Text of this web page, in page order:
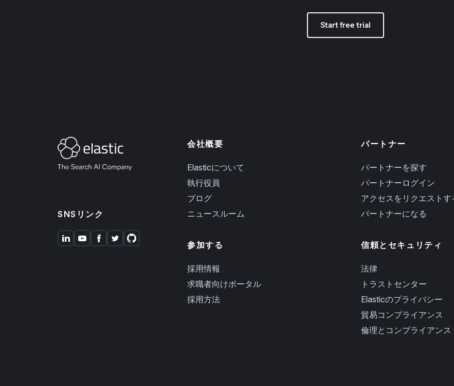
Start free trial
SNSリンク
会社概要
Elasticについて
執行役員
ブログ
ニュースルーム
参加する
採用情報
求職者向けポータル
採用方法
パートナー
パートナーを探す
パートナーログイン
アクセスをリクエストす
パートナーになる
信頼とセキュリティ
法律
トラストセンター
Elasticのプライバシー
貿易コンプライアンス
倫理とコンプライアンス